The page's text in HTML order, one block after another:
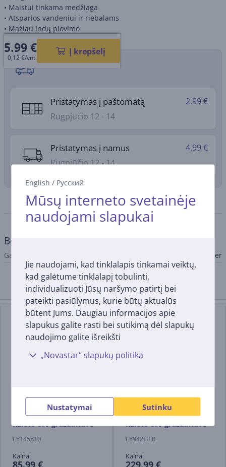
English / Русский
Mūsų interneto svetainėje
naudojami slapukai
Jie naudojami, kad tinklalapis tinkamai veiktų,
kad galėtume tinklalapį tobulinti,
individualizuoti Jūsų naršymo patirtį bei
pateikti pasiūlymus, kurie būtų aktualūs
būtent Jums. Daugiau informacijos apie
slapukus galite rasti bei sutikimą dėl slapukų
naudojimo galite išreikšti
„Novastar“ slapukų politika
Nustatymai Sutinku
• Maistui tinkama medžiaga
• Atsparios vandeniui ir riebalams
• Mažiau indų plovimo
5.99€
0,12 €/vnt.
Į krepšelį
Pristatymo būdai
Pristatymas į paštomatą
Rugpjūčio 12 - 14
2.99 €
Pristatymas į namus
Rugpjūčio 12 - 14
4.99 €
Specifikacija
Bendri parametrai
Gamintojas Amber paper
Suderinamos prekės
Tefal Easy Fry Compact,
3 L, 1300 W, juoda -
Karšto oro gruzdintuvė
EY145810
Kaina:
85.99 €
Tefal XXL Dual Easy Fry,
2700 W, 11 L, pilka -
Karšto oro gruzdintuvė
EY942HE0
Kaina:
229.99 €